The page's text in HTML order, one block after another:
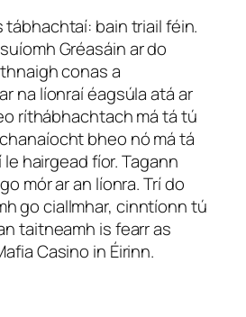
tábhachtaí: bain triail féin.
Gréasáin ar do
conas a
na líonraí éagsúla atá ar
ríthábhachtach má tá tú
bheo nó má tá
hairgead fíor. Tagann
mór ar an líonra. Trí do
go ciallmhar, cinntíonn tú
taitneamh is fearr as
Casino in Éirinn.